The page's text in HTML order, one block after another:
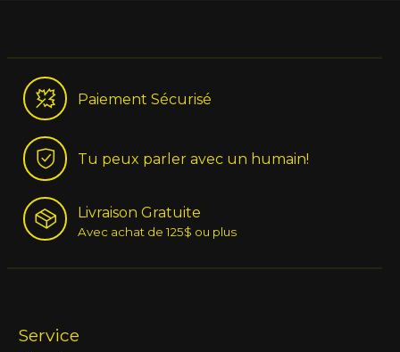
Paiement Sécurisé
Tu peux parler avec un humain!
Livraison Gratuite
Avec achat de 125$ ou plus
Service